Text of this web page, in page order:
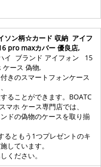
ソン柄☆カード 収納 アイフ
pro maxカバー 優良店,
イ ブランド アイフォン 15
ース 偽物,
きのスマートフォンケース
ることができます。BOATC
マホ ケース専門店では、
ドの偽物のケースを取り揃
るともう1つプレゼントのキ
しています。
ください。